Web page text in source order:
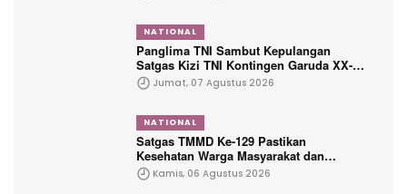
NATIONAL
Panglima TNI Sambut Kepulangan
Satgas Kizi TNI Kontingen Garuda XX-V
MONUSCO
Jumat, 07 Agustus 2026
NATIONAL
Satgas TMMD Ke-129 Pastikan
Kesehatan Warga Masyarakat dan
Personel Tetap Prima Demi Suksesnya
TMMD di Kampung Sesor
Kamis, 06 Agustus 2026